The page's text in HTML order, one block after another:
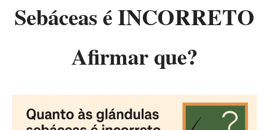
Sebáceas é INCORRETO
Afirmar que?